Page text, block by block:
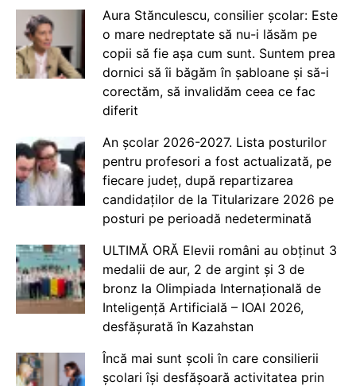
Aura Stănculescu, consilier școlar: Este
o mare nedreptate să nu-i lăsăm pe
copii să fie așa cum sunt. Suntem prea
dornici să îi băgăm în șabloane și să-i
corectăm, să invalidăm ceea ce fac
diferit
An școlar 2026-2027. Lista posturilor
pentru profesori a fost actualizată, pe
fiecare județ, după repartizarea
candidaților de la Titularizare 2026 pe
posturi pe perioadă nedeterminată
ULTIMĂ ORĂ Elevii români au obținut 3
medalii de aur, 2 de argint și 3 de
bronz la Olimpiada Internațională de
Inteligență Artificială – IOAI 2026,
desfășurată în Kazahstan
Încă mai sunt școli în care consilierii
școlari își desfășoară activitatea prin